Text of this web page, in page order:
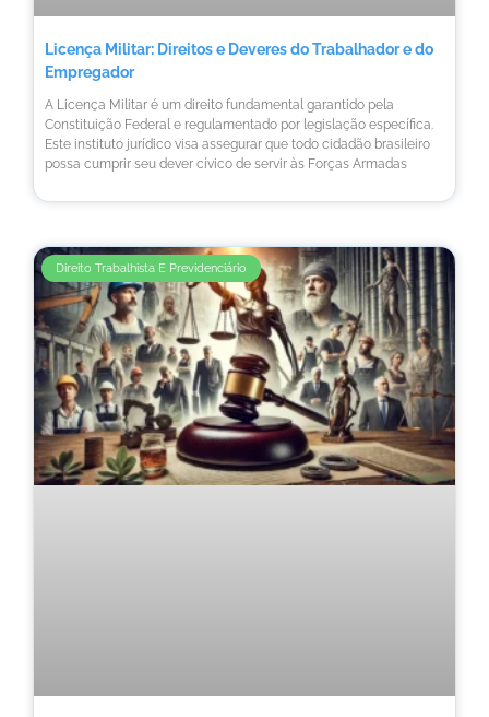
Licença Militar: Direitos e Deveres do Trabalhador e do
Empregador
A Licença Militar é um direito fundamental garantido pela
Constituição Federal e regulamentado por legislação específica.
Este instituto jurídico visa assegurar que todo cidadão brasileiro
possa cumprir seu dever cívico de servir às Forças Armadas
Direito Trabalhista E Previdenciário